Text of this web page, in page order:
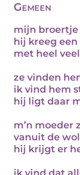
Gemeen
mijn
hij kreeg
met heel
ze vinden
ik vind hem
hij ligt daar
m’n moeder
vanuit de
hij krijgt er